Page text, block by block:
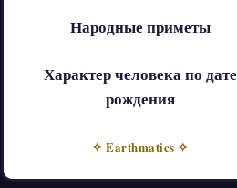
Народные приметы
Характер человека по дате
рождения
✧ Earthmatics ✧